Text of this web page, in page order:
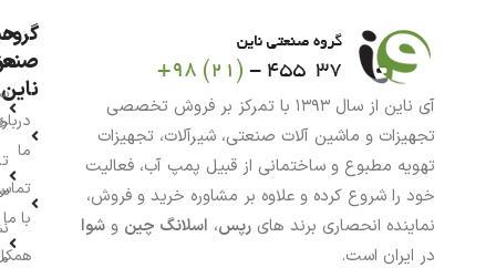
آی ناین از سال ۱۳۹۳ با تمرکز بر فروش تخصصی
تجهیزات و ماشین آلات صنعتی، شیرآلات، تجهیزات
تهویه مطبوع و ساختمانی از قبیل پمپ آب، فعالیت
خود را شروع کرده و علاوه بر مشاوره خرید و فروش،
نماینده انحصاری برند های رپس، اسلانگ چین و شوا
در ایران است.
گروه
ناین
ما
با ما